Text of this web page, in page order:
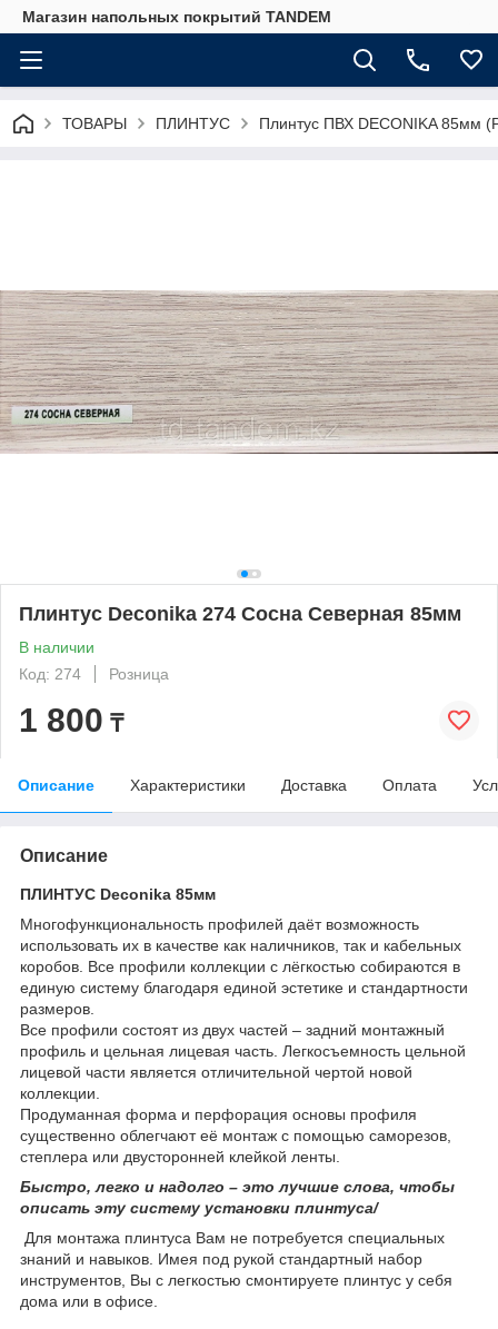
Магазин напольных покрытий TANDEM
ТОВАРЫ ПЛИНТУС Плинтус ПВХ DECONIKA 85мм
Плинтус Deconika 274 Сосна Северная 85мм
В наличии
Код: 274
Розница
1 800 ₸
Описание Характеристики Доставка Оплата
Описание
ПЛИНТУС Deconika 85мм
Многофункциональность профилей даёт возможность
использовать их в качестве как наличников, так и кабельных
коробов. Все профили коллекции с лёгкостью собираются в
единую систему благодаря единой эстетике и стандартности
размеров.
Все профили состоят из двух частей – задний монтажный
профиль и цельная лицевая часть. Легкосъемность цельной
лицевой части является отличительной чертой новой
коллекции.
Продуманная форма и перфорация основы профиля
существенно облегчают её монтаж с помощью саморезов,
степлера или двусторонней клейкой ленты.
Быстро, легко и надолго – это лучшие слова, чтобы
описать эту систему установки плинтуса/
Для монтажа плинтуса Вам не потребуется специальных
знаний и навыков. Имея под рукой стандартный набор
инструментов, Вы с легкостью смонтируете плинтус у себя
дома или в офисе.